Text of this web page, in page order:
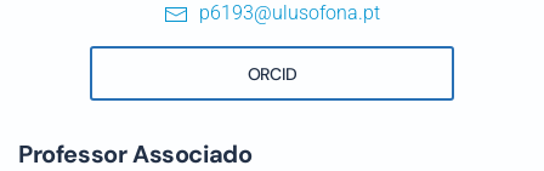
p6193@ulusofona.pt
ORCID
Professor Associado